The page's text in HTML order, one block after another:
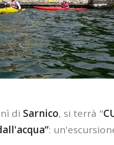
di Sarnico, si terrà "
: